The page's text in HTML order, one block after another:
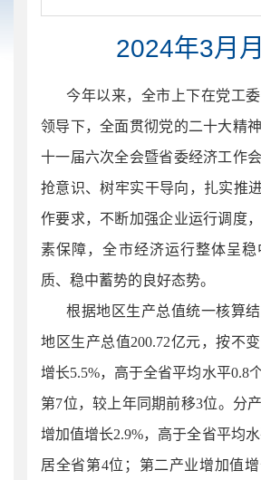
2024年3月
今年以来，全市上下在党工
领导下，全面贯彻党的二十大精
十一届六次全会暨省委经济工作
抢意识、树牢实干导向，扎实推
作要求，不断加强企业运行调度
素保障，全市经济运行整体呈
质、稳中蓄势的良好态势。
根据地区生产总值统一核算
地区生产总值200.72亿元，按不
增长5.5%，高于全省平均水平0.8
第7位，较上年同期前移3位。分
增加值增长2.9%，高于全省平均水
居全省第4位；第二产业增加值